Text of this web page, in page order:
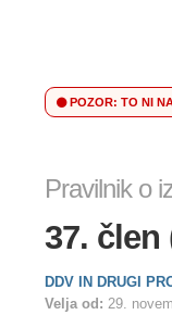
POZOR: TO NI
Pravilnik o
37. člen
DDV IN DRUGI
Velja od: 29.